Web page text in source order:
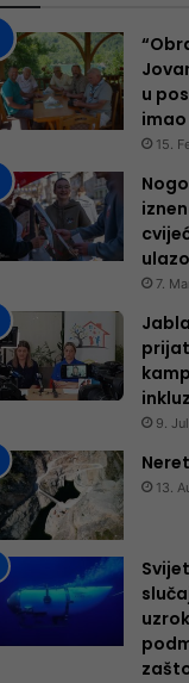
u
15.
7.
9.
13.